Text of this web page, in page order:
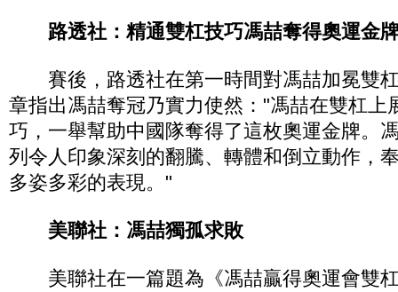
路透社：精通雙杠技巧馮喆奪得奧運金
賽後，路透社在第一時間對馮喆加冕雙
章指出馮喆奪冠乃實力使然："馮喆在雙杠上
巧，一舉幫助中國隊奪得了這枚奧運金牌。
列令人印象深刻的翻騰、轉體和倒立動作，
多姿多彩的表現。"
美聯社：馮喆獨孤求敗
美聯社在一篇題為《馮喆贏得奧運會雙